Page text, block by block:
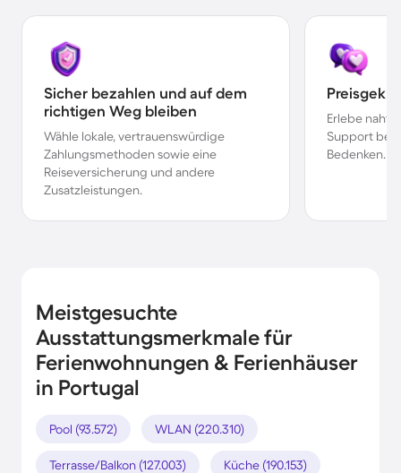
Sicher bezahlen und auf dem
richtigen Weg bleiben
Wähle lokale, vertrauenswürdige
Zahlungsmethoden sowie eine
Reiseversicherung und andere
Zusatzleistungen.
Erlebe
Support bei
Bedenken.
Meistgesuchte
Ausstattungsmerkmale für
Ferienwohnungen & Ferienhäuser
in Portugal
Pool (93.572) WLAN (220.310)
Terrasse/Balkon (127.003) Küche (190.153)